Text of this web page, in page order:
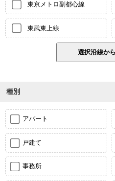
東京メトロ副都心線
東武東上線
種別
アパート
戸建て
事務所